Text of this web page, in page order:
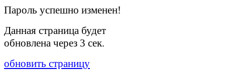
Пароль успешно изменен!
Данная страница будет
обновлена через 3 сек.
обновить страницу